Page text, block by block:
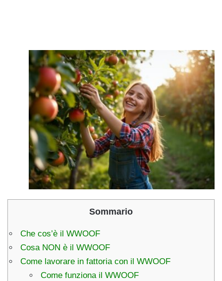
Sommario
Che cos’è il WWOOF
Cosa NON è il WWOOF
Come lavorare in fattoria con il WWOOF
Come funziona il WWOOF